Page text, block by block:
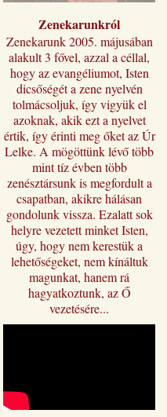
Zenekarunkról
Zenekarunk 2005. májusában
alakult 3 fővel, azzal a céllal,
hogy az evangéliumot, Isten
dicsőségét a zene nyelvén
tolmácsoljuk, így vigyük el
azoknak, akik ezt a nyelvet
értik, így érinti meg őket az Úr
Lelke. A mögöttünk lévő több
mint tíz évben több
zenésztársunk is megfordult a
csapatban, akikre hálásan
gondolunk vissza. Ezalatt sok
helyre vezetett minket Isten,
úgy, hogy nem kerestük a
lehetőségeket, nem kínáltuk
magunkat, hanem rá
hagyatkoztunk, az Ő
vezetésére...